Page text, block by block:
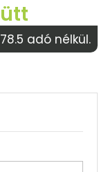
adó nélkül.